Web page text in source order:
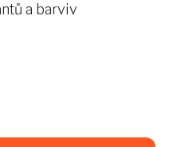
a barviv